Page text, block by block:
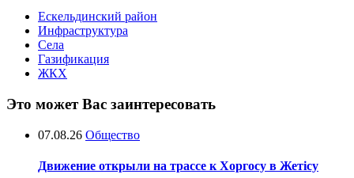
Ескельдинский район
Инфраструктура
Села
Газификация
ЖКХ
Это может Вас заинтересовать
07.08.26 Общество
Движение открыли на трассе к Хоргосу в Жетісу